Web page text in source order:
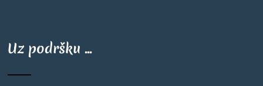
Uz podršku ...